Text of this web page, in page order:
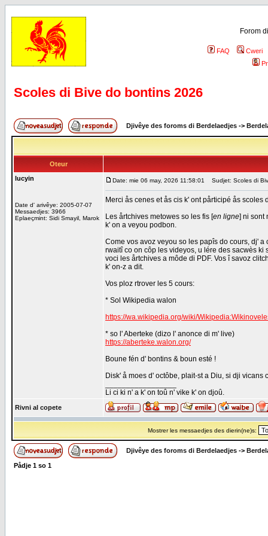
Forom
FAQ
Cweri
Scoles di Bive do bontins 2026
Djivêye des foroms di Berdelaedjes ->
Oteur
lucyin
Date d' arivêye: 2005-07-07
Messaedjes: 3966
Eplaeçmint: Sidi Smayil, Marok
Date: mie 06 may, 2026 11:58:01 Sudjet: Scoles di
Merci ås cenes et ås cis k' ont pårticipé ås
Les årtchives metowes so les fis [en ligne] ni sont
k' on a veyou podbon.
Come vos avoz veyou so les papîs do cours, dj' a
rwaitî co on côp les videyos, u lére des sacwès
voci les årtchives a môde di PDF. Vos î savoz
k' on-z a dit.
Vos ploz rtrover les 5 cours:
* Sol Wikipedia walon
https://wa.wikipedia.org/wiki/
* so l' Aberteke (dizo l' anonce di m' live)
https://aberteke.walon.org/
Boune fén d' bontins & boun esté !
Disk' å moes d' octôbe, plait-st a Diu, si dji vicans
Li ci ki n' a k' on toû n' vike k' on djoû.
Rivni al copete
Mostrer les messaedjes des dierin(ne)s:
Djivêye des foroms di Berdelaedjes ->
Pådje 1 so 1